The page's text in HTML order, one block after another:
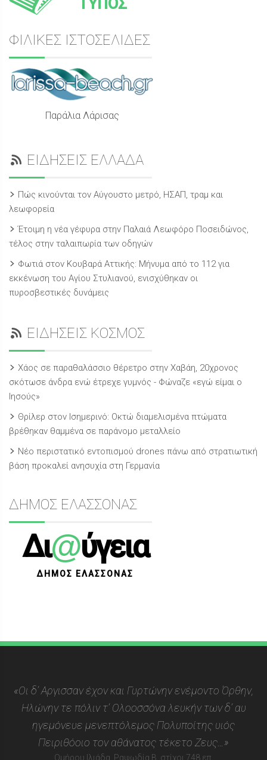
ΦΙΛΙΚΕΣ ΙΣΤΟΣΕΛΙΔΕΣ
Παράλια Λάρισας
ΕΙΔΗΣΕΙΣ ΕΛΛΑΔΑ
Πώς κινούνται τον Αύγουστο μετρό, ΗΣΑΠ, τραμ και
λεωφορεία
Έτοιμη η νέα γέφυρα στην Παλαιά Λεωφόρο Ποσειδώνος,
τέλος στην ταλαιπωρία των οδηγών
Φωτιά στον Κουβαρά Αττικής: Μήνυμα από το 112 για
εκκένωση του Αγίου Στυλιανού, ενισχύθηκαν οι
πυροσβεστικές δυνάμεις
ΕΙΔΗΣΕΙΣ ΚΟΣΜΟΣ
Χάος σε παραθαλάσσιο θέρετρο στην Χαβάη, 20χρονος
σκότωσε άνδρα ενώ έτρεχε γυμνός - Φώναζε «εγώ είμαι ο
Ιησούς»
Θρίλερ στον Ισημερινό: Οκτώ διαμελισμένα πτώματα
βρέθηκαν θαμμένα σε παράνομο μεταλλείο
Νέο περιστατικό εντοπισμού drones πάνω από στρατιωτική
βάση προκαλεί ανησυχία στη Γερμανία
ΔΗΜΟΣ ΕΛΑΣΣΟΝΑΣ
Δι@ύγεια
ΔΗΜΟΣ ΕΛΑΣΣΟΝΑΣ
«Οι δ’ Αργισσαν έχον και Γυρτώνην ενέμοντο Όρθην,
Ηλώνην τε πόλιν τ’ Ολοοσσόνα λευκήν των δ’ αυ
ηγεμόνευε μενεπτόλεμος Πολυποίτης υιός
Πειριθόοιο τον αθάνατος τέκετο Ζευς…»
Ομήρου Ιλιάδα, Ραψωδία Β, στίχοι 748 επ.